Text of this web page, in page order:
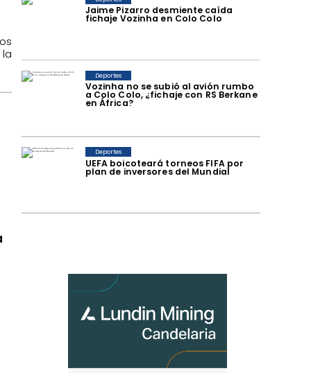
Jaime Pizarro desmiente caída
fichaje Vozinha en Colo Colo
Vozinha no se subió al avión rumbo
a Colo Colo, ¿fichaje con RS Berkane
en África?
Deportes
UEFA boicoteará torneos FIFA por
plan de inversores del Mundial
Deportes